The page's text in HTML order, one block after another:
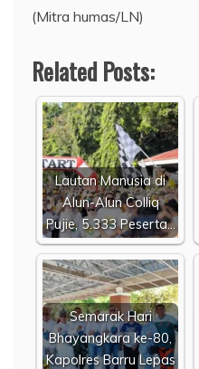
(Mitra humas/LN)
Related Posts:
Lautan Manusia di
Alun-Alun Colliq
Pujie, 5.333 Peserta…
Semarak Hari
Bhayangkara ke-80,
Kapolres Barru Lepas